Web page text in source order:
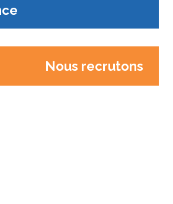
Nous recrutons